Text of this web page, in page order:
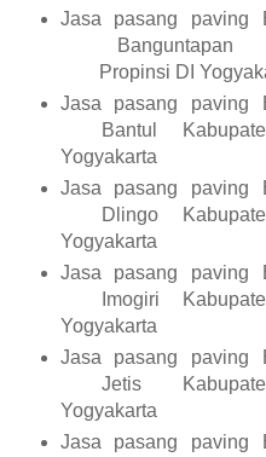
Jasa pasang paving
Banguntapan
Propinsi DI
Jasa pasang paving
Bantul
Yogyakarta
Jasa pasang paving
Dlingo
Yogyakarta
Jasa pasang paving
Imogiri
Yogyakarta
Jasa pasang paving
Jetis
Yogyakarta
Jasa pasang paving